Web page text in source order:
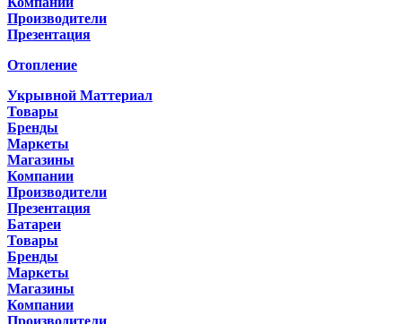
Производители
Презентация
Отопление
Укрывной Маттериал
Товары
Бренды
Маркеты
Магазины
Компании
Производители
Презентация
Батареи
Товары
Бренды
Маркеты
Магазины
Компании
Производители